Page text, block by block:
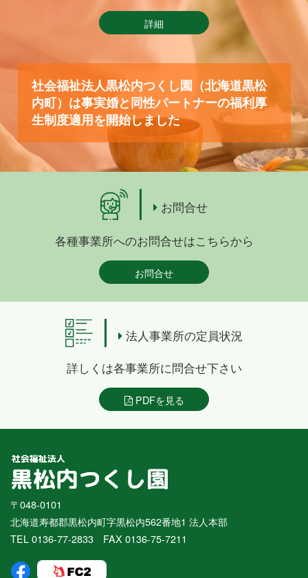
詳細
社会福祉法人黒松内つくし園（北海道黒松
内町）は事実婚と同性パートナーの福利厚
生制度適用を開始しました
お問合せ
各種事業所へのお問合せはこちらから
お問合せ
法人事業所の定員状況
詳しくは各事業所に問合せ下さい
PDFを見る
〒048-0101
北海道寿都郡黒松内町字黒松内562番地1 法人本部
TEL 0136-77-2833 FAX 0136-75-7211